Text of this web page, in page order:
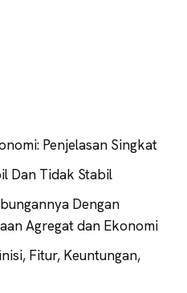
Penjelasan Singkat
Dan Tidak Stabil
Dengan
Agregat dan Ekonomi
Fitur, Keuntungan,